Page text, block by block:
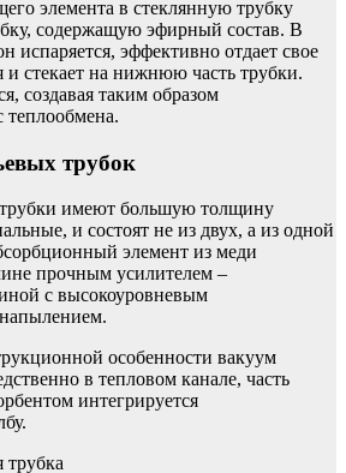
элемента в стеклянную трубку
содержащую эфирный состав. В
испаряется, эффективно отдает свое
и стекает на нижнюю часть трубки.
создавая таким образом
трубок
имеют большую толщину
и состоят не из двух, а из одной
элемент из меди
прочным усилителем –
с высокоуровневым
особенности вакуум
в тепловом канале, часть
интегрируется